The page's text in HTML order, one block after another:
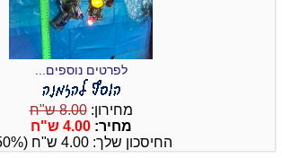
לפרטים נוספים...
מחירון:8.00 ש"ח
מחיר:4.00 ש"ח
החיסכון שלך: 4.00 ש"ח (50%)